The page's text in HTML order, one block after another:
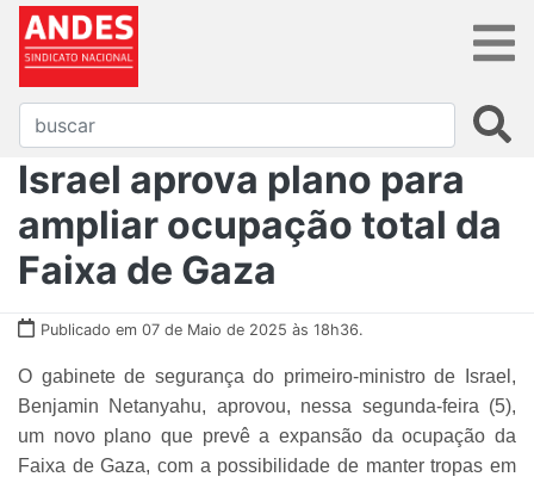
Israel aprova plano para
ampliar ocupação total da
Faixa de Gaza
Publicado em 07 de Maio de 2025 às 18h36.
O gabinete de segurança do primeiro-ministro de Israel,
Benjamin Netanyahu, aprovou, nessa segunda-feira (5),
um novo plano que prevê a expansão da ocupação da
Faixa de Gaza, com a possibilidade de manter tropas em